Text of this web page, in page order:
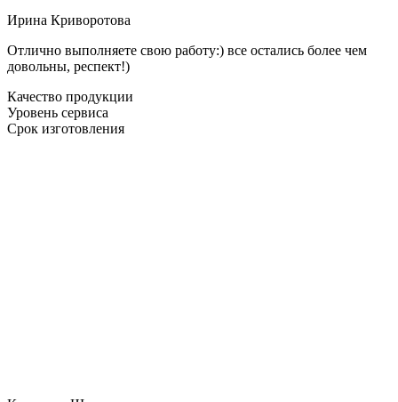
Ирина Криворотова
Отлично выполняете свою работу:) все остались более чем
довольны, респект!)
Качество продукции
Уровень сервиса
Срок изготовления